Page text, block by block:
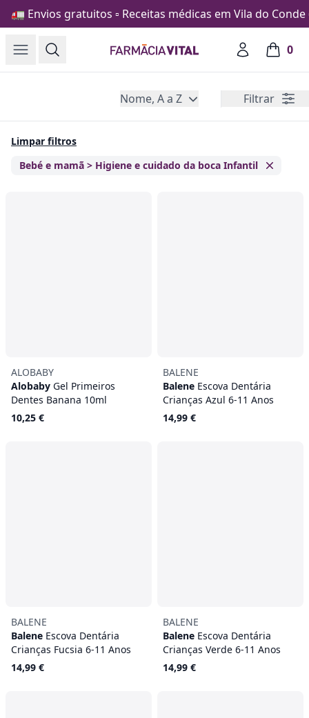
🚛 Envios gratuitos ▫️ Receitas médicas em Vila do Conde
Open menu
Search Farmácia Vital Account 0
items
Nome, A a Z Filtrar
Limpar filtros
Bebé e mamã > Higiene e cuidado da boca Infantil
Remove
ALOBABY
Alobaby Gel Primeiros
Dentes Banana 10ml
10,25 €
BALENE
Balene Escova Dentária
Crianças Azul 6-11 Anos
14,99 €
BALENE
Balene Escova Dentária
Crianças Fucsia 6-11 Anos
14,99 €
BALENE
Balene Escova Dentária
Crianças Verde 6-11 Anos
14,99 €